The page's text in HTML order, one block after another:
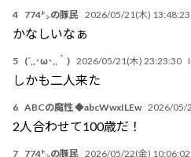
4 774㌧の豚民 2026/05/21(木) 13:48:23
かなしいなぁ
5 (´,,･ω･,,｀) 2026/05/21(木) 23:23:30
しかも二人来た
6 ABCの魔性 ◆abcWwxILEw 2026/05/
2人合わせて100歳だ！
7 774㌧の豚民 2026/05/22(金) 10:06:02